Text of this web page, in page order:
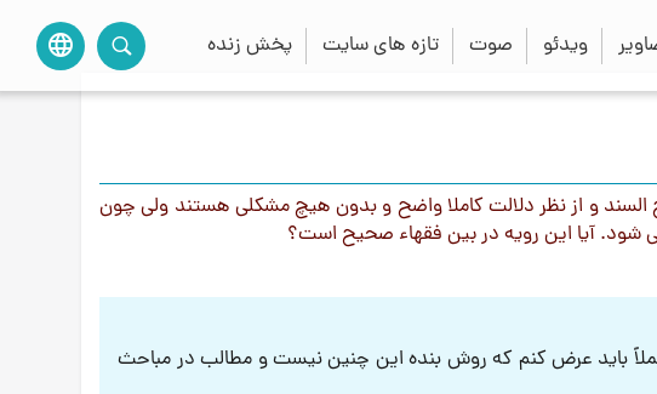
ویدئو صوت تازه های سایت پخش زنده language
و از نظر دلالت کاملا واضح و بدون هیچ مشکلی هستند ولی چون
شود. آیا این رویه در بین فقهاء صحیح است؟
باید عرض کنم که روش بنده این چنین نیست و مطالب در مباحث